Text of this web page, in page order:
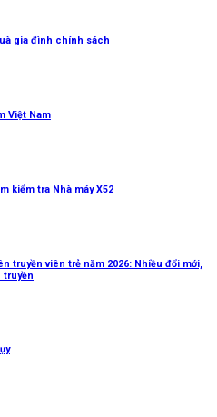
gia đình chính sách
Việt Nam
kiểm tra Nhà máy X52
truyền viên trẻ năm 2026: Nhiều đổi mới,
truyền